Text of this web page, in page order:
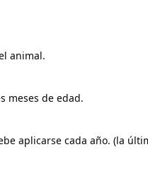
animal.
meses de edad.
aplicarse cada año. (la